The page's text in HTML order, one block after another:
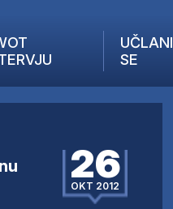
UČLANI
SE
26
OKT 2012